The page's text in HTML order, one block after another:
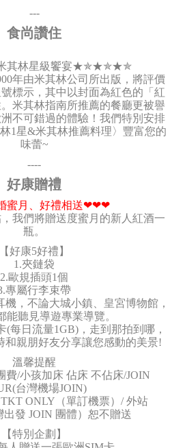
---
食尚讚住
林星級饗宴★✯★✯★✯
年由米其林公司所出版，將評價
標示，其中以封面為紅色的「紅
米其林指南所推薦的餐廳更被譽
不可錯過的體驗！我們特別安排
1星&米其林推薦料理〉豐富您的
味蕾~
----
好康贈禮
蜜月、好禮相送❤❤❤
我們將贈送度蜜月的新人紅酒一
瓶。
【好康5好禮】
1.夾鏈袋
2.歐規插頭1個
專屬行李束帶
，不論大城小鎮、皇宮博物館，
能聽見導遊專業導覽。
(每日流量1GB)，走到那拍到哪，
和親朋好友分享讓您感動的美景!
溫馨提醒
費/小孩加床 佔床 不佔床/JOIN
台灣機場JOIN)
ONLY（單訂機票）/ 外站
出發 JOIN 團體）恕不贈送
【特別企劃】